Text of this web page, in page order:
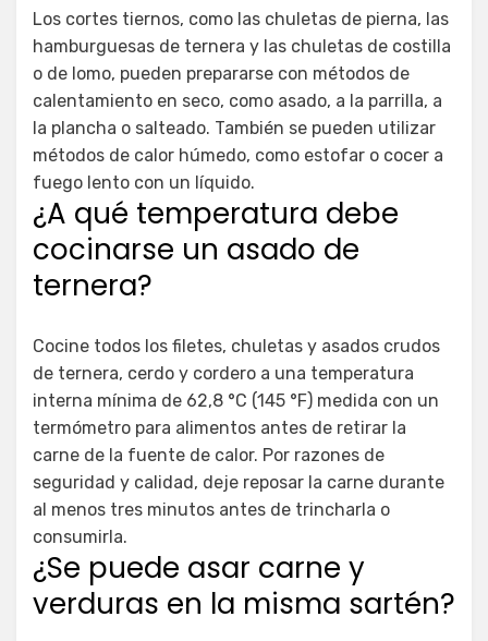
Los cortes tiernos, como las chuletas de pierna, las
hamburguesas de ternera y las chuletas de costilla
o de lomo, pueden prepararse con métodos de
calentamiento en seco, como asado, a la parrilla, a
la plancha o salteado. También se pueden utilizar
métodos de calor húmedo, como estofar o cocer a
fuego lento con un líquido.
¿A qué temperatura debe
cocinarse un asado de
ternera?
Cocine todos los filetes, chuletas y asados crudos
de ternera, cerdo y cordero a una temperatura
interna mínima de 62,8 °C (145 °F) medida con un
termómetro para alimentos antes de retirar la
carne de la fuente de calor. Por razones de
seguridad y calidad, deje reposar la carne durante
al menos tres minutos antes de trincharla o
consumirla.
¿Se puede asar carne y
verduras en la misma sartén?